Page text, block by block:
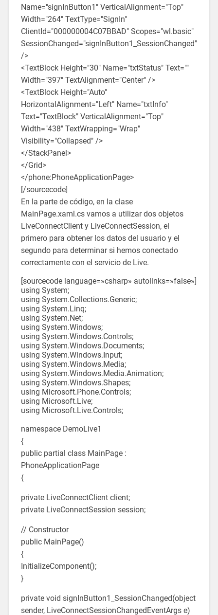
Name="signInButton1" VerticalAlignment="Top"
Width="264" TextType="SignIn"
ClientId="000000004C07BBAD" Scopes="wl.basic"
SessionChanged="signInButton1_SessionChanged"
/>
<TextBlock Height="30" Name="txtStatus" Text=""
Width="397" TextAlignment="Center" />
<TextBlock Height="Auto"
HorizontalAlignment="Left" Name="txtInfo"
Text="TextBlock" VerticalAlignment="Top"
Width="438" TextWrapping="Wrap"
Visibility="Collapsed" />
</StackPanel>
</Grid>
</phone:PhoneApplicationPage>
[/sourcecode]
En la parte de código, en la clase
MainPage.xaml.cs vamos a utilizar dos objetos
LiveConnectClient y LiveConnectSession, el
primero para obtener los datos del usuario y el
segundo para determinar si hemos conectado
correctamente con el servicio de Live.
[sourcecode language=»csharp» autolinks=»false»]
using System;
using System.Collections.Generic;
using System.Linq;
using System.Net;
using System.Windows;
using System.Windows.Controls;
using System.Windows.Documents;
using System.Windows.Input;
using System.Windows.Media;
using System.Windows.Media.Animation;
using System.Windows.Shapes;
using Microsoft.Phone.Controls;
using Microsoft.Live;
using Microsoft.Live.Controls;
namespace DemoLive1
{
public partial class MainPage :
PhoneApplicationPage
{
private LiveConnectClient client;
private LiveConnectSession session;
// Constructor
public MainPage()
{
InitializeComponent();
}
private void signInButton1_SessionChanged(object
sender, LiveConnectSessionChangedEventArgs e)